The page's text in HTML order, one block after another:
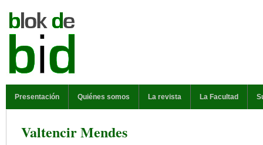
Presentación Quiénes somos La revista La Facultad
Valtencir Mendes